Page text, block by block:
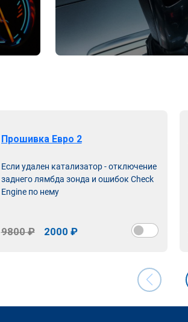
Прошивка Евро 2
Если удален катализатор - отключение
заднего лямбда зонда и ошибок Check
Engine по нему
9800 ₽ 2000 ₽